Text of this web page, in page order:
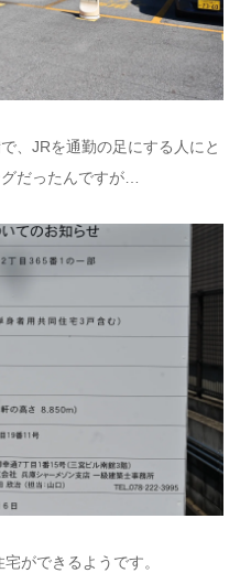
、JRを通勤の足にする人にと
だったんですが…
ができるようです。